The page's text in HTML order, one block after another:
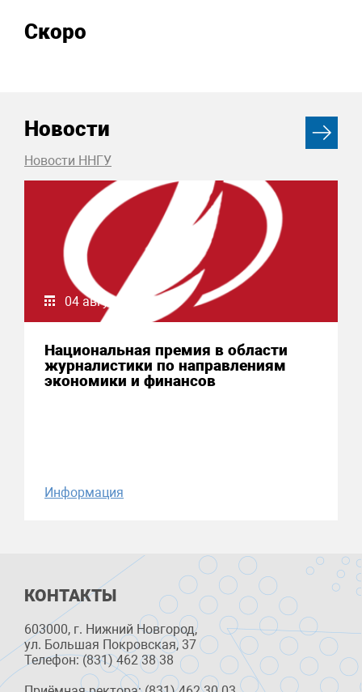
Скоро
Новости
Новости ННГУ
04 августа 2026
Национальная премия в области
журналистики по направлениям
экономики и финансов
Информация
КОНТАКТЫ
603000, г. Нижний Новгород,
ул. Большая Покровская, 37
Телефон: (831) 462 38 38